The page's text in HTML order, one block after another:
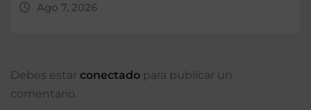
Ago 7, 2026
Debes estar conectado para publicar un
comentario.